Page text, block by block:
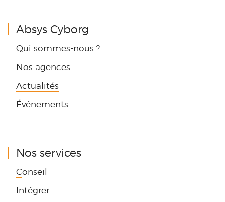
Absys Cyborg
Qui sommes-nous ?
Nos agences
Actualités
Événements
Nos services
Conseil
Intégrer